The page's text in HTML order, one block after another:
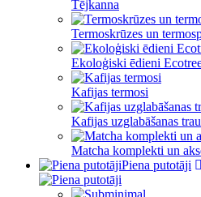
Tējkanna
Termoskrūzes un
Ekoloģiski ēdieni
Kafijas termosi
Kafijas uzglabāšanas
Matcha komplekti un
Piena putotāji